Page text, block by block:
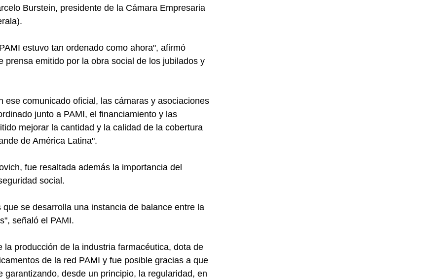
Burstein, presidente de la Cámara Empresaria
estuvo tan ordenado como ahora", afirmó
prensa emitido por la obra social de los jubilados y
ese comunicado oficial, las cámaras y asociaciones
junto a PAMI, el financiamiento y las
mejorar la cantidad y la calidad de la cobertura
de América Latina".
fue resaltada además la importancia del
social.
se desarrolla una instancia de balance entre la
señaló el PAMI.
producción de la industria farmacéutica, dota de
de la red PAMI y fue posible gracias a que
garantizando, desde un principio, la regularidad, en